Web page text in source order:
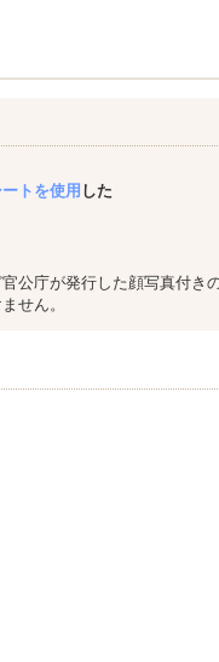
トを使用 した
公庁が発行した顔写真付きの
せん。